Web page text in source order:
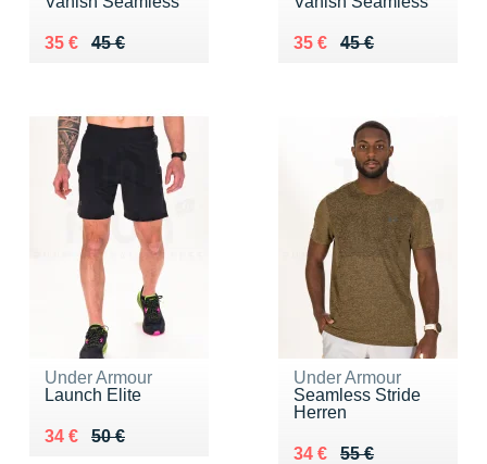
45 €
Au lieu de 45 €
35 €
Vendu 35 € 45 €
Au lieu de 45 €
35 €
Vendu 35 €
Under Armour
Launch Elite
50 €
Au lieu de 50 €
34 €
Vendu 34 €
Under Armour
Seamless Stride
Herren
55 €
Au lieu de 55 €
34 €
Vendu 34 €